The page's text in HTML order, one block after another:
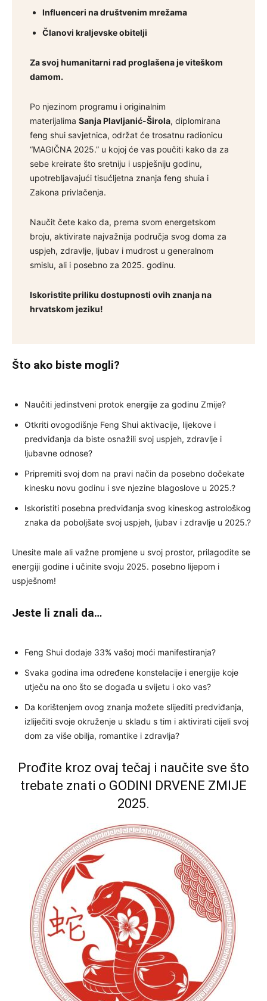
Influenceri na društvenim mrežama
Članovi kraljevske obitelji
Za svoj humanitarni rad proglašena je viteškom
damom.
Po njezinom programu i originalnim
materijalima Sanja Plavljanić-Širola, diplomirana
feng shui savjetnica, održat će trosatnu radionicu
“MAGIČNA 2025.” u kojoj će vas poučiti kako da za
sebe kreirate što sretniju i uspješniju godinu,
upotrebljavajući tisućljetna znanja feng shuia i
Zakona privlačenja.
Naučit čete kako da, prema svom energetskom
broju, aktivirate najvažnija područja svog doma za
uspjeh, zdravlje, ljubav i mudrost u generalnom
smislu, ali i posebno za 2025. godinu.
Iskoristite priliku dostupnosti ovih znanja na
hrvatskom jeziku!
Što ako biste mogli?
Naučiti jedinstveni protok energije za godinu Zmije?
Otkriti ovogodišnje Feng Shui aktivacije, lijekove i
predviđanja da biste osnažili svoj uspjeh, zdravlje i
ljubavne odnose?
Pripremiti svoj dom na pravi način da posebno dočekate
kinesku novu godinu i sve njezine blagoslove u 2025.?
Iskoristiti posebna predviđanja svog kineskog astrološkog
znaka da poboljšate svoj uspjeh, ljubav i zdravlje u 2025.?
Unesite male ali važne promjene u svoj prostor, prilagodite se
energiji godine i učinite svoju 2025. posebno lijepom i
uspješnom!
Jeste li znali da…
Feng Shui dodaje 33% vašoj moći manifestiranja?
Svaka godina ima određene konstelacije i energije koje
utječu na ono što se događa u svijetu i oko vas?
Da korištenjem ovog znanja možete slijediti predviđanja,
izliječiti svoje okruženje u skladu s tim i aktivirati cijeli svoj
dom za više obilja, romantike i zdravlja?
Prođite kroz ovaj tečaj i naučite sve što
trebate znati o GODINI DRVENE ZMIJE
2025.